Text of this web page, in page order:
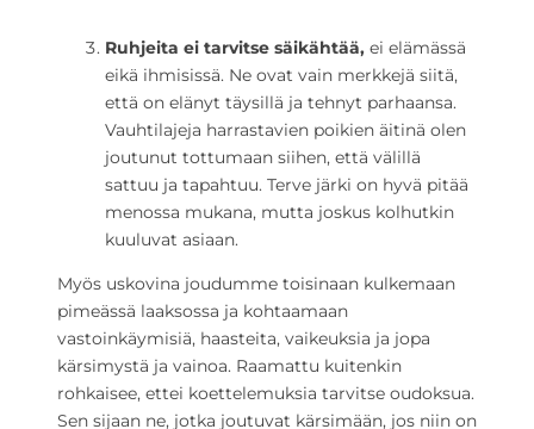
Ruhjeita ei tarvitse säikähtää, ei elämässä
eikä ihmisissä. Ne ovat vain merkkejä siitä,
että on elänyt täysillä ja tehnyt parhaansa.
Vauhtilajeja harrastavien poikien äitinä olen
joutunut tottumaan siihen, että välillä
sattuu ja tapahtuu. Terve järki on hyvä pitää
menossa mukana, mutta joskus kolhutkin
kuuluvat asiaan.
Myös uskovina joudumme toisinaan kulkemaan
pimeässä laaksossa ja kohtaamaan
vastoinkäymisiä, haasteita, vaikeuksia ja jopa
kärsimystä ja vainoa. Raamattu kuitenkin
rohkaisee, ettei koettelemuksia tarvitse oudoksua.
Sen sijaan ne, jotka joutuvat kärsimään, jos niin on